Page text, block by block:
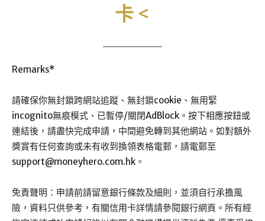
卡 <
Remarks*
請確保你無封鎖跨網站追蹤、無封鎖cookie、無用緊
incognito無痕模式、已暫停/關閉AdBlock。按下相應按鈕或
連結後，請盡快完成申請，中間避免轉到其他網站。如對額外
獎賞有任何查詢或未有收到換領表格電郵，請電郵至
support@moneyhero.com.hk。
免責聲明：申請前請留意銀行條款及細則，並須自行承擔風
險，資料只供參考，有關信用卡詳情請參閱銀行網頁。所有經